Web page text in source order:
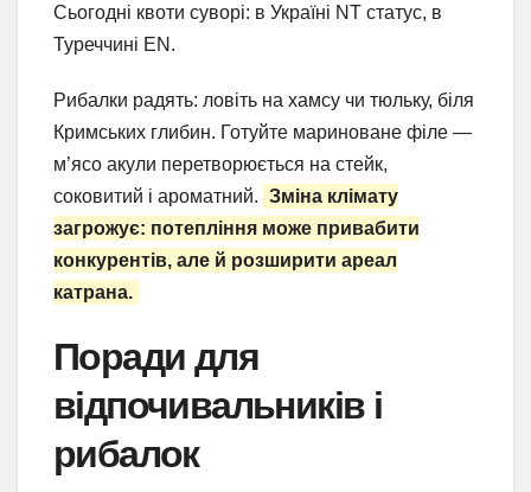
Сьогодні квоти суворі: в Україні NT статус, в
Туреччині EN.
Рибалки радять: ловіть на хамсу чи тюльку, біля
Кримських глибин. Готуйте мариноване філе —
м’ясо акули перетворюється на стейк,
соковитий і ароматний. Зміна клімату
загрожує: потепління може привабити
конкурентів, але й розширити ареал
катрана.
Поради для
відпочивальників і
рибалок